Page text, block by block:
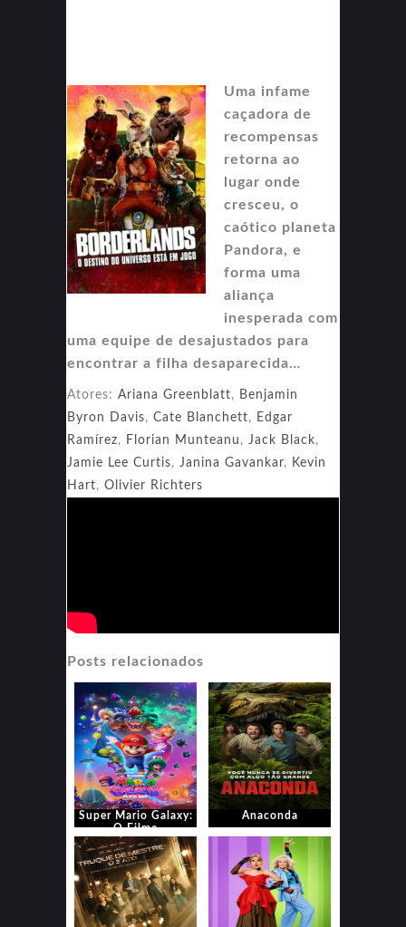
Uma infame
caçadora de
recompensas
retorna ao
lugar onde
cresceu, o
caótico planeta
Pandora, e
forma uma
aliança
inesperada com
uma equipe de desajustados para
encontrar a filha desaparecida…
Atores: Ariana Greenblatt, Benjamin
Byron Davis, Cate Blanchett, Edgar
Ramírez, Florian Munteanu , Jack Black,
Jamie Lee Curtis, Janina Gavankar, Kevin
Hart, Olivier Richters
Posts relacionados
Super Mario Galaxy:
O Filme
Anaconda